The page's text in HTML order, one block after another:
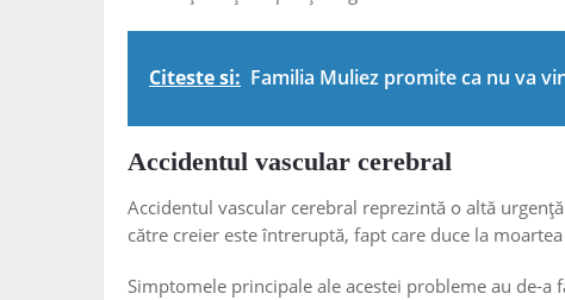
Citeste si: Familia Muliez promite ca nu va
Accidentul vascular cerebral
Accidentul vascular cerebral reprezintă o altă
către creier este întreruptă, fapt care duce la
Simptomele principale ale acestei probleme au de-a